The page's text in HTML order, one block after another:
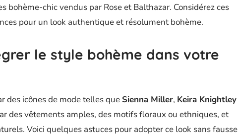
bohème-chic vendus par Rose et Balthazar. Considérez ces
pour un look authentique et résolument bohème.
le style bohème dans votre
des icônes de mode telles que Sienna Miller, Keira Knightley
des vêtements amples, des motifs floraux ou ethniques, et
Voici quelques astuces pour adopter ce look sans fausse